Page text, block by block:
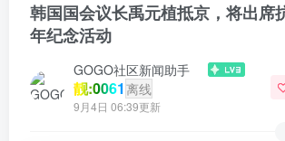
韩国国会议长禹元植抵京，将出席
年纪念活动
GOGO社区新闻助手
靓:0061 离线
9月4日 06:39更新